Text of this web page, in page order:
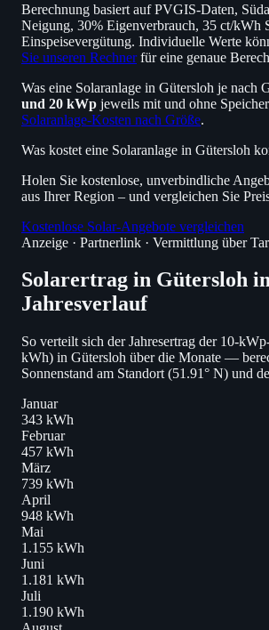
Berechnung basiert auf PVGIS-Daten,
Neigung, 30% Eigenverbrauch, 35 ct/kWh
Einspeisevergütung. Individuelle Werte
Sie unseren Rechnerfür eine genaue
Was eine Solaranlage in Gütersloh je nach
und 20 kWp jeweils mit und ohne
Solaranlage-Kosten nach Größe.
Was kostet eine Solaranlage in Gütersloh
Holen Sie kostenlose, unverbindliche
aus Ihrer Region – und vergleichen Sie
Kostenlose Solar-Angebote vergleichen
Anzeige · Partnerlink · Vermittlung über
Solarertrag in Gütersloh
Jahresverlauf
So verteilt sich der Jahresertrag der 10-
kWh) in Gütersloh über die Monate —
Sonnenstand am Standort (51.91° N) und
Januar
343 kWh
Februar
457 kWh
März
739 kWh
April
948 kWh
Mai
1.155 kWh
Juni
1.181 kWh
Juli
1.190 kWh